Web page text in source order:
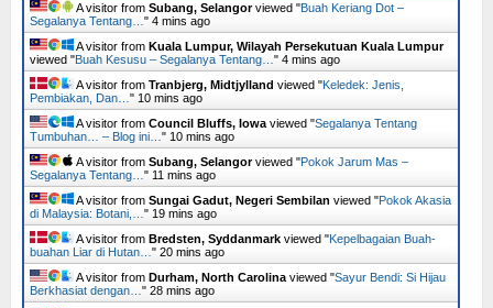
A visitor from Subang, Selangorviewed "Buah Keriang Dot –
Segalanya Tentang… " 4 mins ago
A visitor from Kuala Lumpur, Wilayah Persekutuan Kuala Lumpur
viewed "Buah Kesusu – Segalanya Tentang… " 4 mins ago
A visitor from Tranbjerg, Midtjylland viewed "Keledek: Jenis,
Pembiakan, Dan… " 10 mins ago
A visitor from Council Bluffs, Iowa viewed "Segalanya Tentang
Tumbuhan… – Blog ini… " 10 mins ago
A visitor from Subang, Selangorviewed "Pokok Jarum Mas –
Segalanya Tentang… " 11 mins ago
A visitor from Sungai Gadut, Negeri Sembilan viewed "Pokok Akasia
di Malaysia: Botani,… " 19 mins ago
A visitor from Bredsten, Syddanmark viewed "Kepelbagaian Buah-
buahan Liar di Hutan… " 20 mins ago
A visitor from Durham, North Carolina viewed "Sayur Bendi: Si Hijau
Berkhasiat dengan… " 28 mins ago